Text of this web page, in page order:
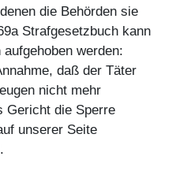
die Behörden sie
Strafgesetzbuch kann
werden:
daß der Täter
nicht mehr
Gericht die Sperre
unserer Seite